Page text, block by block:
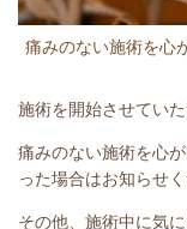
痛みのない施術を心
施術を開始させていた
痛みのない施術を心
った場合はお知らせく
その他、施術中に気